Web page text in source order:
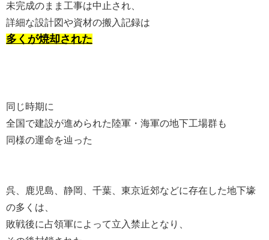
未完成のまま工事は中止され、
詳細な設計図や資材の搬入記録は
多くが焼却された
同じ時期に
全国で建設が進められた陸軍・海軍の地下工場群も
同様の運命を辿った
呉、鹿児島、静岡、千葉、東京近郊などに存在した地下壕
の多くは、
敗戦後に占領軍によって立入禁止となり、